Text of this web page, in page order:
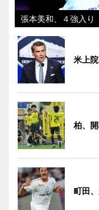
張本美和、４強入り
米上
柏、
町田